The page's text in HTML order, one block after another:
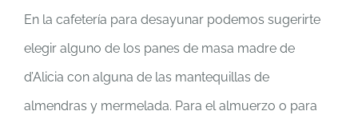
En la cafetería para desayunar podemos sugerirte
elegir alguno de los panes de masa madre de
d’Alicia con alguna de las mantequillas de
almendras y mermelada. Para el almuerzo o para